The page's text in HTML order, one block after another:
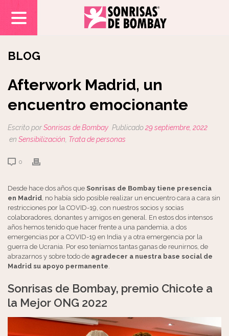
BLOG
Afterwork Madrid, un
encuentro emocionante
Escrito porSonrisas de Bombay Publicado29 septiembre, 2022
en Sensibilización Trata de personas
0
Desde hace dos años que Sonrisas de Bombay tiene presencia
en Madrid, no había sido posible realizar un encuentro cara a cara sin
restricciones por la COVID-19, con nuestros socios y socias
colaboradores, donantes y amigos en general. En estos dos intensos
años hemos tenido que hacer frente a una pandemia, a dos
emergencias por a COVID-19 en India y a otra emergencia por la
guerra de Ucrania. Por eso teníamos tantas ganas de reunirnos, de
abrazarnos y sobre todo de agradecer a nuestra base social de
Madrid su apoyo permanente.
Sonrisas de Bombay, premio Chicote a
la Mejor ONG 2022